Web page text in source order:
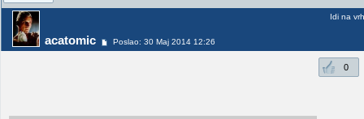
acatomic Poslao: 30 Maj 2014 12:26
Idi na vrh
0